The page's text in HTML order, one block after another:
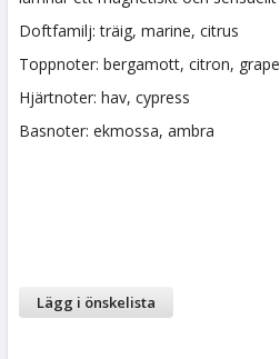
Doftfamilj: träig, marine, citrus
Toppnoter: bergamott, citron,
Hjärtnoter: hav, cypress
Basnoter: ekmossa, ambra
Lägg i önskelista